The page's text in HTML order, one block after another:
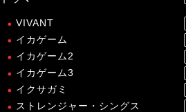
VIVANT
イカゲーム
イカゲーム2
イカゲーム3
イクサガミ
ストレンジャー・シングス